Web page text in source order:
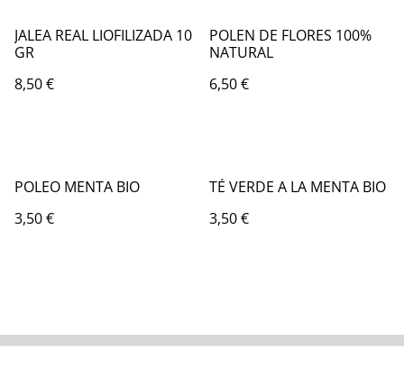
JALEA REAL LIOFILIZADA 10
GR
8,50 €
POLEN DE FLORES 100%
NATURAL
6,50 €
POLEO MENTA BIO
3,50 €
TÉ VERDE A LA MENTA BIO
3,50 €